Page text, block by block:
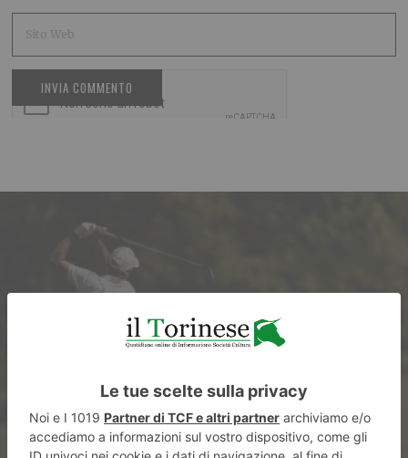
“ProAm Paideia”: il golf
solidale raccoglie 28 mila euro